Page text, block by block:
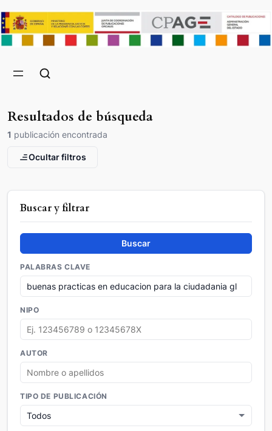
Resultados de búsqueda
1 publicación encontrada
Ocultar filtros
Buscar y filtrar
Buscar
PALABRAS CLAVE
NIPO
AUTOR
TIPO DE PUBLICACIÓN